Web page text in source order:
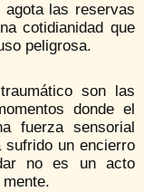
las reservas
cotidianidad que
peligrosa.
son las
donde el
fuerza sensorial
sufrido un encierro
no es un acto